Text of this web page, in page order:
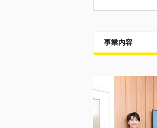
事業内容